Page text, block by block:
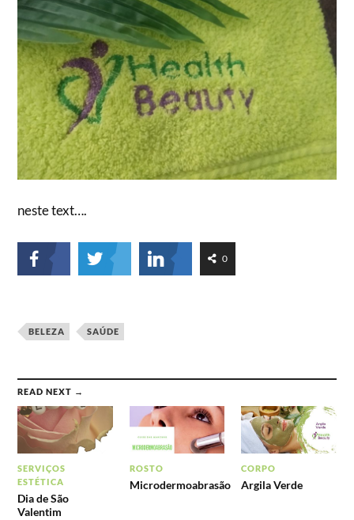
neste text….
0
BELEZA SAÚDE
READ NEXT →
SERVIÇOS
ESTÉTICA
Dia de São
Valentim
ROSTO
Microdermoabrasão
CORPO
Argila Verde